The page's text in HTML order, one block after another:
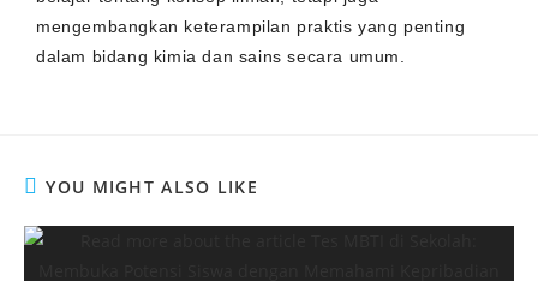
mengembangkan keterampilan praktis yang penting
dalam bidang kimia dan sains secara umum.
YOU MIGHT ALSO LIKE